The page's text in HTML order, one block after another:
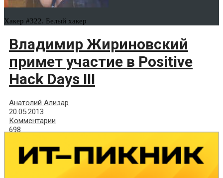
Хакер #322. Белый хакер
Владимир Жириновский
примет участие в Positive
Hack Days III
Анатолий Ализар
20.05.2013
Комментарии
698